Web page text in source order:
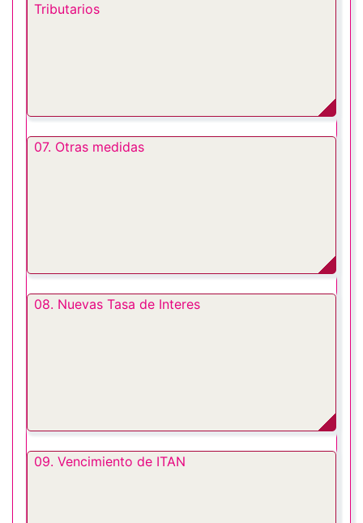
Tributarios
07. Otras medidas
08. Nuevas Tasa de Interes
09. Vencimiento de ITAN